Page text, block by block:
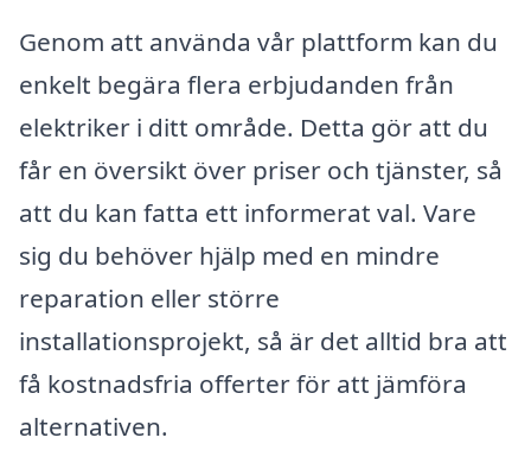
Genom att använda vår plattform kan du
enkelt begära flera erbjudanden från
elektriker i ditt område. Detta gör att du
får en översikt över priser och tjänster, så
att du kan fatta ett informerat val. Vare
sig du behöver hjälp med en mindre
reparation eller större
installationsprojekt, så är det alltid bra att
få kostnadsfria offerter för att jämföra
alternativen.